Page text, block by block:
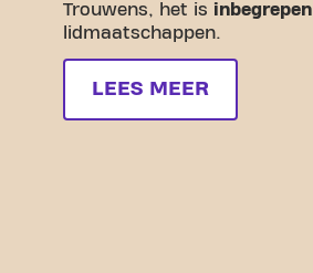
Trouwens, het is inbegrepen
lidmaatschappen.
LEES MEER